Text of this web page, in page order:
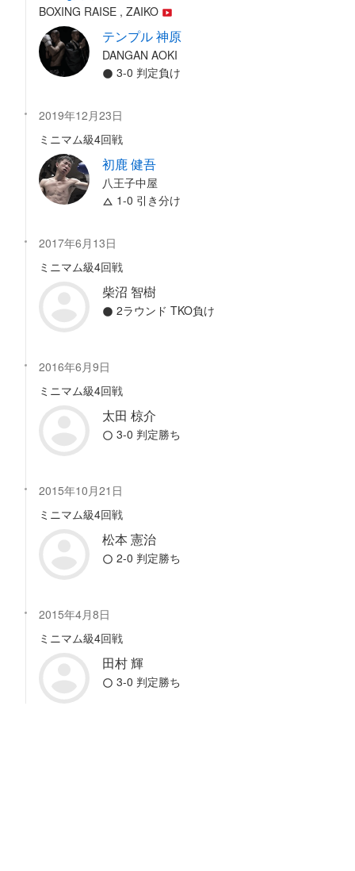
BOXING RAISE , ZAIKO
テンプル 神原
DANGAN AOKI
3-0 判定負け
2019年12月23日
ミニマム級4回戦
初鹿 健吾
八王子中屋
1-0 引き分け
2017年6月13日
ミニマム級4回戦
柴沼 智樹
2ラウンド TKO負け
2016年6月9日
ミニマム級4回戦
太田 椋介
3-0 判定勝ち
2015年10月21日
ミニマム級4回戦
松本 憲治
2-0 判定勝ち
2015年4月8日
ミニマム級4回戦
田村 輝
3-0 判定勝ち